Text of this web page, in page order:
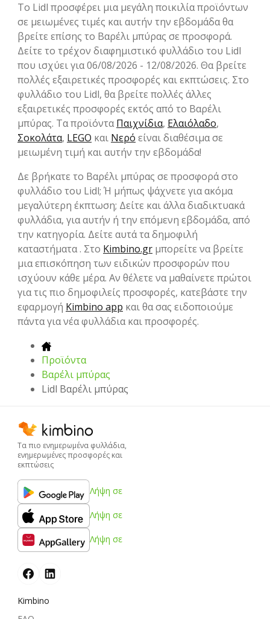
Το Lidl προσφέρει μια μεγάλη ποικιλία προϊόντων
σε μειωμένες τιμές και αυτήν την εβδομάδα θα
βρείτε επίσης το Βαρέλι μπύρας σε προσφορά.
Δείτε το τρέχον διαφημιστικό φυλλάδιο του Lidl
που ισχύει για 06/08/2026 - 12/08/2026. Θα βρείτε
πολλές εξαιρετικές προσφορές και εκπτώσεις. Στο
φυλλάδιο του Lidl, θα βρείτε πολλές άλλες
εξαιρετικές προσφορές εκτός από το Βαρέλι
μπύρας. Τα προϊόνταΠαιχνίδια, Ελαιόλαδο,
Σοκολάτα, LEGO και Νερό είναι διαθέσιμα σε
μειωμένη τιμή και αυτήν την εβδομάδα!
Δε βρήκατε το Βαρέλι μπύρας σε προσφορά στο
φυλλάδιο του Lidl; Ή μήπως ψάχνετε για ακόμα
μεγαλύτερη έκπτωση; Δείτε και άλλα διαδικτυακά
φυλλάδια, για αυτήν ή την επόμενη εβδομάδα, από
την κατηγορία. Δείτε αυτά τα δημοφιλή
καταστήματα . Στο Kimbino.gr μπορείτε να βρείτε
μια επισκόπηση των ειδικών προσφορών που
ισχύουν κάθε μέρα. Αν θέλετε να μαθαίνετε πρώτοι
για τις πιο δημοφιλείς προσφορές, κατεβάστε την
εφαρμογή Kimbino app και θα σας ειδοποιούμε
πάντα για νέα φυλλάδια και προσφορές.
Προϊόντα
Βαρέλι μπύρας
Lidl Βαρέλι μπύρας
Τα πιο ενημερωμένα φυλλάδια,
ενημερωμένες προσφορές και
εκπτώσεις
Λήψη σε
Λήψη σε
Λήψη σε
Kimbino